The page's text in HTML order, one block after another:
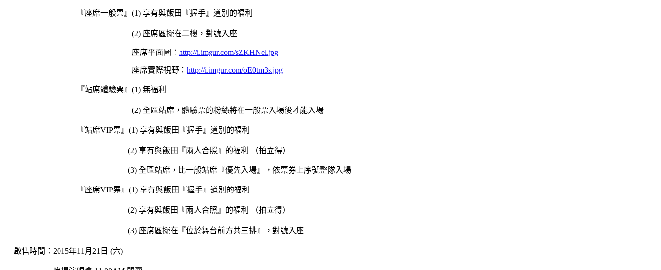
『座席一般票』 (1) 享有與飯田『握手』道別的福利
(2) 座席區擺在二樓，對號入座
座席平面圖： http://i.imgur.com/sZKHNel.jpg
座席實際視野： http://i.imgur.com/oE0tm3s.jpg
『站席體驗票』(1) 無福利
(2) 全區站席，體驗票的粉絲將在一般票入場後才能入場
『站席VIP票』(1) 享有與飯田『握手』道別的福利
(2) 享有與飯田『兩人合照』的福利 （拍立得）
(3) 全區站席，比一般站席『優先入場』，依票券上序號整隊入場
『座席VIP票』(1) 享有與飯田『握手』道別的福利
(2) 享有與飯田『兩人合照』的福利 （拍立得）
(3) 座席區擺在『位於舞台前方共三排』，對號入座
啟售時間：2015年11月21日 (六)